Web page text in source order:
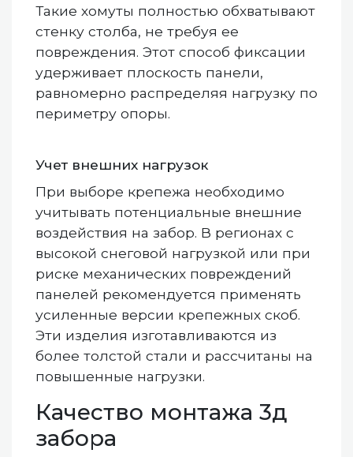
Такие хомуты полностью обхватывают
стенку столба, не требуя ее
повреждения. Этот способ фиксации
удерживает плоскость панели,
равномерно распределяя нагрузку по
периметру опоры.
Учет внешних нагрузок
При выборе крепежа необходимо
учитывать потенциальные внешние
воздействия на забор. В регионах с
высокой снеговой нагрузкой или при
риске механических повреждений
панелей рекомендуется применять
усиленные версии крепежных скоб.
Эти изделия изготавливаются из
более толстой стали и рассчитаны на
повышенные нагрузки.
Качество монтажа 3д
забора